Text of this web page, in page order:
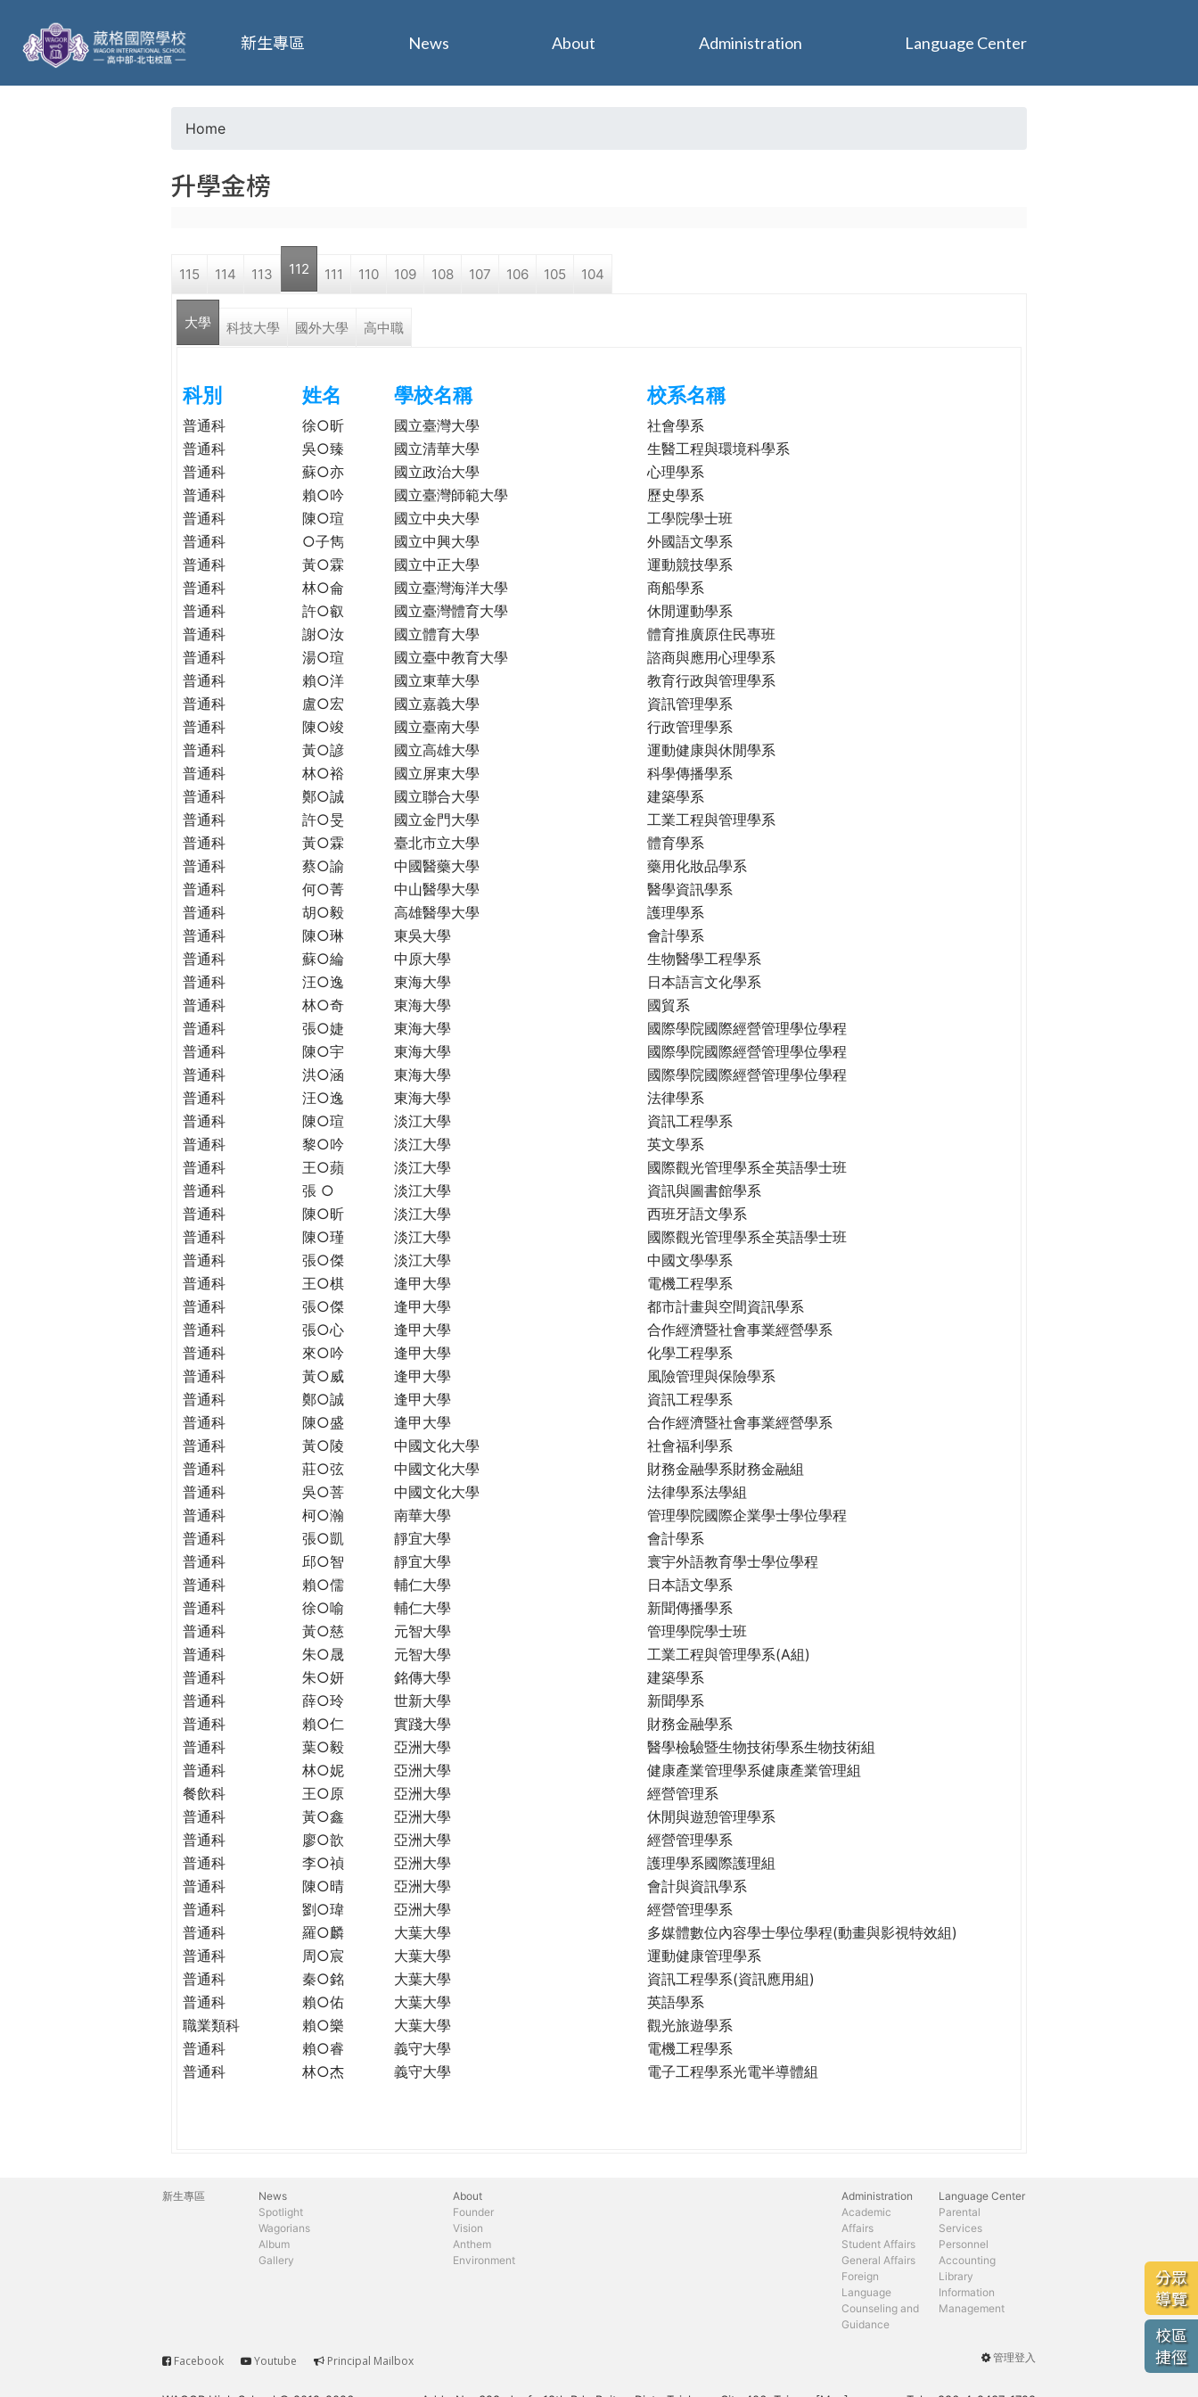
葳
格
o
a
r
h
e
r
e
Home
升學金榜
115 114 113 112 111 110 109 108 107 106 105 104
大學 科技大學 國外大學 高中職
科別 姓名 學校名稱 校系名稱
普通科 徐○昕 國立臺灣大學
社會學系
普通科
吳○臻 國立清華大學
生醫工程與環境科學系
普通科
蘇○亦 國立政治大學
心理學系
普通科
賴○吟 國立臺灣師範大學
歷史學系
普通科
陳○瑄 國立中央大學
工學院學士班
普通科
○子雋 國立中興大學
外國語文學系
普通科
黃○霖 國立中正大學
運動競技學系
普通科
林○侖 國立臺灣海洋大學
商船學系
普通科
許○叡 國立臺灣體育大學
休閒運動學系
普通科
謝○汝 國立體育大學
體育推廣原住民專班
普通科
湯○瑄 國立臺中教育大學
諮商與應用心理學系
普通科
賴○洋 國立東華大學
教育行政與管理學系
普通科
盧○宏 國立嘉義大學
資訊管理學系
普通科
陳○竣 國立臺南大學
行政管理學系
普通科
黃○諺 國立高雄大學
運動健康與休閒學系
普通科
林○裕 國立屏東大學
科學傳播學系
普通科
鄭○誠 國立聯合大學
建築學系
普通科
許○旻 國立金門大學
工業工程與管理學系
普通科
黃○霖 臺北市立大學
體育學系
普通科
蔡○諭 中國醫藥大學
藥用化妝品學系
普通科
何○菁 中山醫學大學
醫學資訊學系
普通科
胡○毅 高雄醫學大學
護理學系
普通科
陳○琳 東吳大學
會計學系
普通科
蘇○綸 中原大學
生物醫學工程學系
普通科
汪○逸 東海大學
日本語言文化學系
普通科
林○奇 東海大學
國貿系
普通科
張○婕 東海大學
國際學院國際經營管理學位學程
普通科
陳○宇 東海大學
國際學院國際經營管理學位學程
普通科
洪○涵 東海大學
國際學院國際經營管理學位學程
普通科
汪○逸 東海大學
法律學系
普通科
陳○瑄 淡江大學
資訊工程學系
普通科
黎○吟 淡江大學
英文學系
普通科
王○蘋 淡江大學
國際觀光管理學系全英語學士班
普通科
張 ○ 淡江大學
資訊與圖書館學系
普通科
陳○昕 淡江大學
西班牙語文學系
普通科
陳○瑾 淡江大學
國際觀光管理學系全英語學士班
普通科
張○傑 淡江大學
中國文學學系
普通科
王○棋 逢甲大學
電機工程學系
普通科
張○傑 逢甲大學
都市計畫與空間資訊學系
普通科
張○心 逢甲大學
合作經濟暨社會事業經營學系
普通科
來○吟 逢甲大學
化學工程學系
普通科
黃○威 逢甲大學
風險管理與保險學系
普通科
鄭○誠 逢甲大學
資訊工程學系
普通科
陳○盛 逢甲大學
合作經濟暨社會事業經營學系
普通科
黃○陵 中國文化大學
社會福利學系
普通科
莊○弦 中國文化大學
財務金融學系財務金融組
普通科
吳○菩 中國文化大學
法律學系法學組
普通科
柯○瀚 南華大學
管理學院國際企業學士學位學程
普通科
張○凱 靜宜大學
會計學系
普通科
邱○智 靜宜大學
寰宇外語教育學士學位學程
普通科
賴○儒 輔仁大學
日本語文學系
普通科
徐○喻 輔仁大學
新聞傳播學系
普通科
黃○慈 元智大學
管理學院學士班
普通科
朱○晟 元智大學
工業工程與管理學系(A組)
普通科
朱○妍 銘傳大學
建築學系
普通科
薛○玲 世新大學
新聞學系
普通科
賴○仁 實踐大學
財務金融學系
普通科
葉○毅 亞洲大學
醫學檢驗暨生物技術學系生物技術組
普通科
林○妮 亞洲大學
健康產業管理學系健康產業管理組
餐飲科
王○原 亞洲大學
經營管理系
普通科
黃○鑫 亞洲大學
休閒與遊憩管理學系
普通科
廖○歆 亞洲大學
經營管理學系
普通科
李○禎 亞洲大學
護理學系國際護理組
普通科
陳○晴 亞洲大學
會計與資訊學系
普通科
劉○瑋 亞洲大學
經營管理學系
普通科
羅○麟 大葉大學
多媒體數位內容學士學位學程(動畫與影視特效組)
普通科
周○宸 大葉大學
運動健康管理學系
普通科
秦○銘 大葉大學
資訊工程學系(資訊應用組)
普通科
賴○佑 大葉大學
英語學系
職業類科
賴○樂 大葉大學
觀光旅遊學系
普通科
賴○睿 義守大學
電機工程學系
普通科
林○杰 義守大學 電子工程學系光電半導體組
新生專區 News About Administration Language Center
分眾
導覽
校區
捷徑
主
新生專區
News
Spotlight
Wagorians
Album
Gallery
About
Founder
Vision
Anthem
Environment
Administration
Academic
Affairs
Student Affairs
General Affairs
Foreign
Language
Counseling and
Guidance
Parental
Services
Personnel
Accounting
Library
Information
Management
Language Center
User
管理登入
Service
Facebook Youtube Principal Mailbox